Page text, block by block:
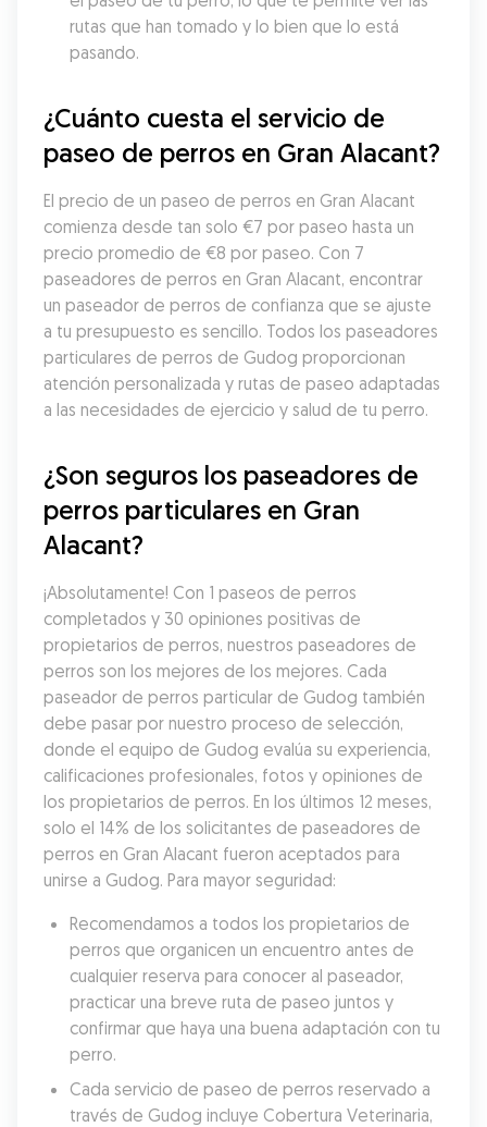
rutas que han tomado y lo bien que lo está
pasando.
¿Cuánto cuesta el servicio de
paseo de perros en Gran Alacant?
El precio de un paseo de perros en Gran Alacant
comienza desde tan solo €7 por paseo hasta un
precio promedio de €8 por paseo. Con 7
paseadores de perros en Gran Alacant, encontrar
un paseador de perros de confianza que se ajuste
a tu presupuesto es sencillo. Todos los paseadores
particulares de perros de Gudog proporcionan
atención personalizada y rutas de paseo adaptadas
a las necesidades de ejercicio y salud de tu perro.
¿Son seguros los paseadores de
perros particulares en Gran
Alacant?
¡Absolutamente! Con 1 paseos de perros
completados y 30 opiniones positivas de
propietarios de perros, nuestros paseadores de
perros son los mejores de los mejores. Cada
paseador de perros particular de Gudog también
debe pasar por nuestro proceso de selección,
donde el equipo de Gudog evalúa su experiencia,
calificaciones profesionales, fotos y opiniones de
los propietarios de perros. En los últimos 12 meses,
solo el 14% de los solicitantes de paseadores de
perros en Gran Alacant fueron aceptados para
unirse a Gudog. Para mayor seguridad:
Recomendamos a todos los propietarios de
perros que organicen un encuentro antes de
cualquier reserva para conocer al paseador,
practicar una breve ruta de paseo juntos y
confirmar que haya una buena adaptación con tu
perro.
Cada servicio de paseo de perros reservado a
través de Gudog incluye Cobertura Veterinaria,